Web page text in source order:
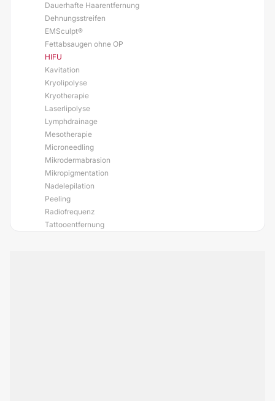
Dauerhafte Haarentfernung
Dehnungsstreifen
EMSculpt®
Fettabsaugen ohne OP
HIFU
Kavitation
Kryolipolyse
Kryotherapie
Laserlipolyse
Lymphdrainage
Mesotherapie
Microneedling
Mikrodermabrasion
Mikropigmentation
Nadelepilation
Peeling
Radiofrequenz
Tattooentfernung